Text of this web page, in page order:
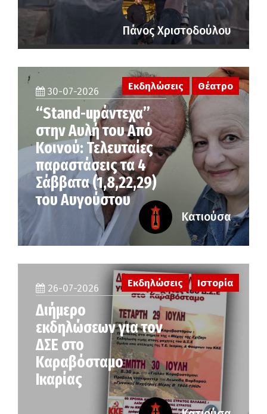
Πάνος Χριστοδούλου
30-07-2026
“Stand-upάντεχα”
στην Αυλή του Από
Κοινού: Τελευταίες
παραστάσεις τα 4
Σάββατα (1,8,22,29)
του Αυγούστου
Εκδηλώσεις Θέατρο
Κατιούσα
26-07-2026
Διήμερο
εκδηλώσεων για τον
ΔΣΕ στο
Καραβόσταμο
Ικαρίας
Εκδηλώσεις Ιστορία